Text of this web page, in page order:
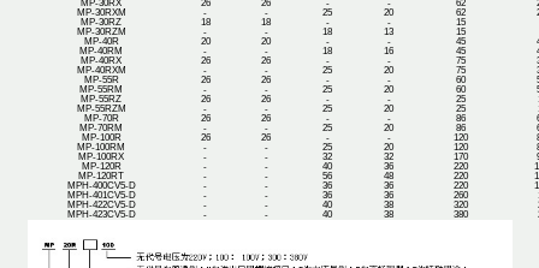
MP-30RX
26 26 - - 62
MP-30RXM
- - 25 20 62
MP-30RZ
18 18 - -
15
MP-30RZM
- - 18 13
15
MP-40R
20 20 - - 45
MP-40RM
- - 18 16 45
MP-40RX
26 26 - - 75
MP-40RXM
- - 25 20 75
MP-55R
26 26 - - 60
MP-55RM
- - 25 20 60
MP-55RZ
26 26 - - 25
MP-55RZM
- - 25 20 25
MP-70R
26 26 - - 86
MP-70RM
- - 25 20 86
MP-100R
26 26 - - 120
MP-100RM
- - 25 20 120
MP-100RX
- - 32 32 170
MP-120R
- - 40 36 220
MP-120RT
- - 56 48 220
MPH-400CV5-D
- - 36 36 220
MPH-401CV5-D
- - 36 36 260
MPH-422CV5-D
- - 40 38 320
MPH-423CV5-D
- - 40 38 380